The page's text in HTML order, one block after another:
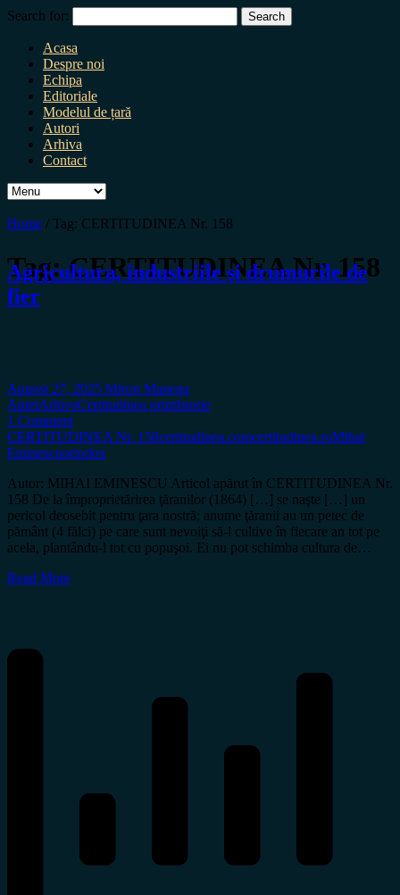
Search for:
Acasa
Despre noi
Echipa
Editoriale
Modelul de țară
Autori
Arhiva
Contact
Home / Tag: CERTITUDINEA Nr. 158
Tag:CERTITUDINEA Nr. 158
Agricultura, industriile şi drumurile de
fier
August 27, 2025 Miron Manega
AntetArhivaCertitudinea printIstorie
1 Comment
CERTITUDINEA Nr. 158certitudinea.comcertitudinea.roMihai
Eminescuortodox
Autor: MIHAI EMINESCU Articol apărut în CERTITUDINEA Nr.
158 De la împroprietărirea ţăranilor (1864) […] se naşte […] un
pericol deosebit pentru ţara nostră; anume ţăranii au un petec de
pământ (4 fălci) pe care sunt nevoiţi să-l cultive în fiecare an tot pe
acela, plantându-l tot cu popuşoi. Ei nu pot schimba cultura de…
Read More